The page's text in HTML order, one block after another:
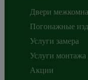
Двери
Погонажные
Услуги замера
Услуги монтажа
Акции